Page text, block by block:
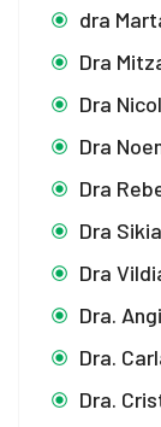
dra
Dra
Dra
Dra
Dra
Dra
Dra
Dra.
Dra.
Dra.